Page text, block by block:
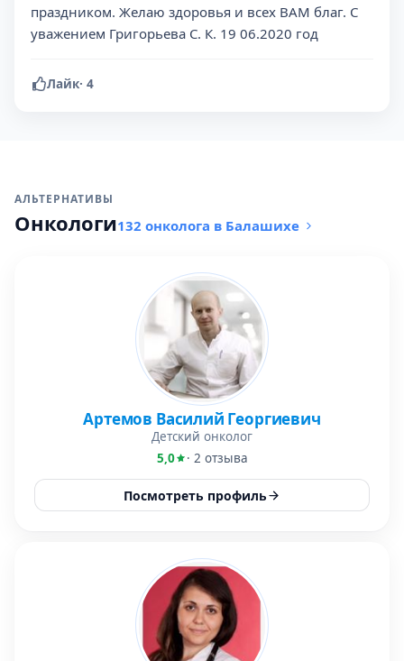
праздником. Желаю здоровья и всех ВАМ благ. С
уважением Григорьева С. К. 19 06.2020 год
Лайк· 4
АЛЬТЕРНАТИВЫ
Онкологи132 онколога в Балашихе
Артемов Василий Георгиевич
Детский онколог
5,0
· 2 отзыва
Посмотреть профиль